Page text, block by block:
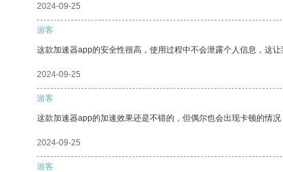
2024-09-25
游客
这款加速器app的安全性很高，使用过程中不会泄露个人信息，这
2024-09-25
游客
这款加速器app的加速效果还是不错的，但偶尔也会出现卡顿的情况
2024-09-25
游客